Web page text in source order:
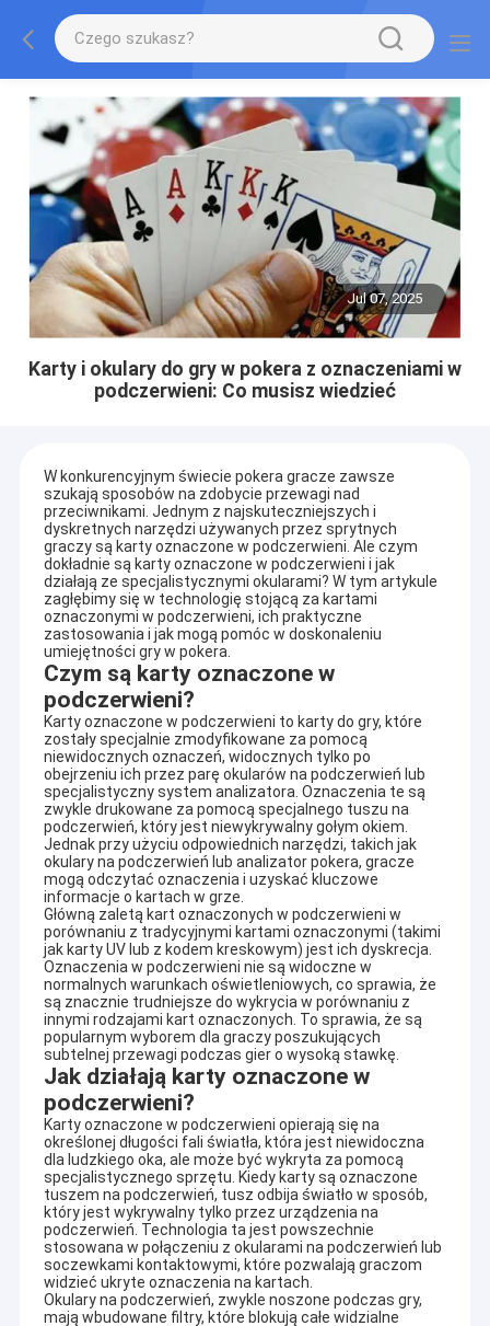
Jul 07, 2025
Karty i okulary do gry w pokera z oznaczeniami w
podczerwieni: Co musisz wiedzieć
W konkurencyjnym świecie pokera gracze zawsze
szukają sposobów na zdobycie przewagi nad
przeciwnikami. Jednym z najskuteczniejszych i
dyskretnych narzędzi używanych przez sprytnych
graczy są karty oznaczone w podczerwieni. Ale czym
dokładnie są karty oznaczone w podczerwieni i jak
działają ze specjalistycznymi okularami? W tym artykule
zagłębimy się w technologię stojącą za kartami
oznaczonymi w podczerwieni, ich praktyczne
zastosowania i jak mogą pomóc w doskonaleniu
umiejętności gry w pokera.
Czym są karty oznaczone w
podczerwieni?
Karty oznaczone w podczerwieni to karty do gry, które
zostały specjalnie zmodyfikowane za pomocą
niewidocznych oznaczeń, widocznych tylko po
obejrzeniu ich przez parę okularów na podczerwień lub
specjalistyczny system analizatora. Oznaczenia te są
zwykle drukowane za pomocą specjalnego tuszu na
podczerwień, który jest niewykrywalny gołym okiem.
Jednak przy użyciu odpowiednich narzędzi, takich jak
okulary na podczerwień lub analizator pokera, gracze
mogą odczytać oznaczenia i uzyskać kluczowe
informacje o kartach w grze.
Główną zaletą kart oznaczonych w podczerwieni w
porównaniu z tradycyjnymi kartami oznaczonymi (takimi
jak karty UV lub z kodem kreskowym) jest ich dyskrecja.
Oznaczenia w podczerwieni nie są widoczne w
normalnych warunkach oświetleniowych, co sprawia, że ​​
są znacznie trudniejsze do wykrycia w porównaniu z
innymi rodzajami kart oznaczonych. To sprawia, że ​​są
popularnym wyborem dla graczy poszukujących
subtelnej przewagi podczas gier o wysoką stawkę.
Jak działają karty oznaczone w
podczerwieni?
Karty oznaczone w podczerwieni opierają się na
określonej długości fali światła, która jest niewidoczna
dla ludzkiego oka, ale może być wykryta za pomocą
specjalistycznego sprzętu. Kiedy karty są oznaczone
tuszem na podczerwień, tusz odbija światło w sposób,
który jest wykrywalny tylko przez urządzenia na
podczerwień. Technologia ta jest powszechnie
stosowana w połączeniu z okularami na podczerwień lub
soczewkami kontaktowymi, które pozwalają graczom
widzieć ukryte oznaczenia na kartach.
Okulary na podczerwień, zwykle noszone podczas gry,
mają wbudowane filtry, które blokują całe widzialne